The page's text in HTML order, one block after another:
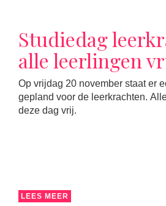
Studiedag
alle leerlingen
Op vrijdag 20 november staat er
gepland voor de leerkrachten.
deze dag vrij.
LEES MEER